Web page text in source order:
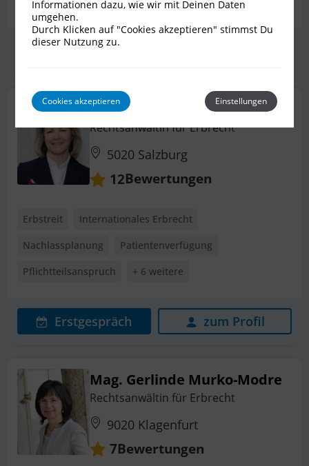
Erstgespräch
Dr. Doris Gratz
Rechtsanwältin für Erbrecht
5020 Salzburg
12Bewertungen
Erbstreit
Internationales Erbrecht
Nachlassplanung
Patientenverfügung
Pflichtteilsanspruch
+ 6 weitere
Erstgespräch zum Profil
Mag. Gerlinde Murko-Modre
Rechtsanwältin für Erbrecht
9020 Klagenfurt
7Bewertungen
Informationen dazu, wie wir mit Deinen Daten
umgehen.
Durch Klicken auf "Cookies akzeptieren" stimmst Du
dieser Nutzung zu.
Cookies akzeptieren Einstellungen